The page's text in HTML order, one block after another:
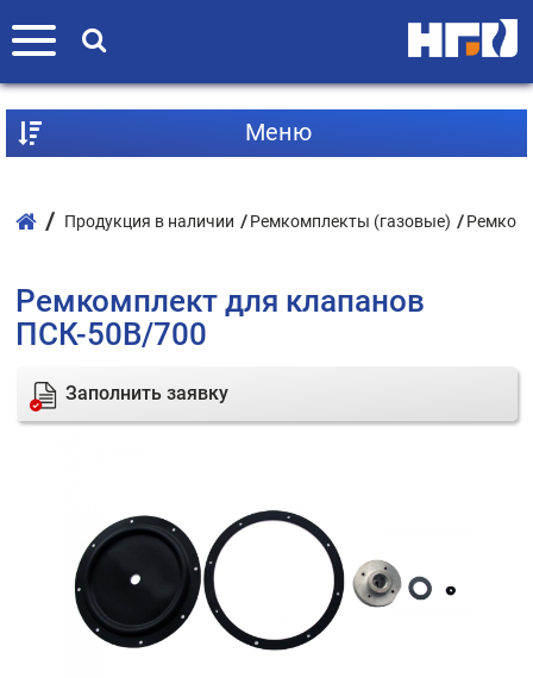
Mеню
Продукция в наличии Ремкомплекты (газовые)
Ремкомплект для клапанов
ПСК-50В/700
Заполнить заявку